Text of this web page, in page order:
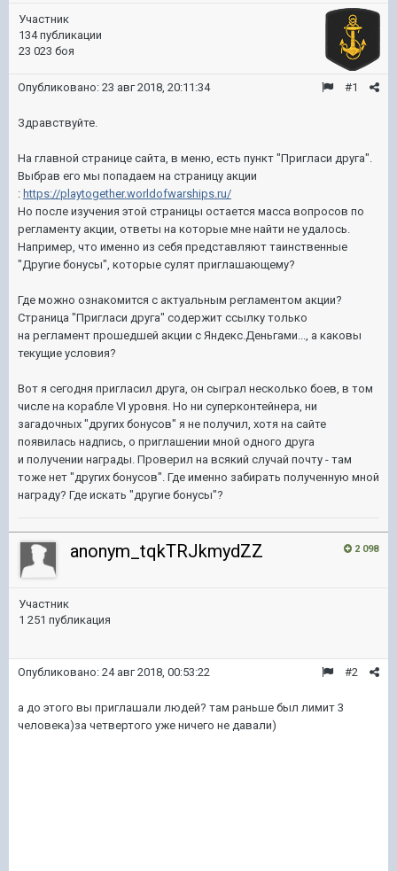
Участник
134 публикации
23 023 боя
#1
Опубликовано: 23 авг 2018, 20:11:34
Здравствуйте.
На главной странице сайта, в меню, есть пункт "Пригласи друга".
Выбрав его мы попадаем на страницу акции
: https://playtogether.worldofwarships.ru/
Но после изучения этой страницы остается масса вопросов по
регламенту акции, ответы на которые мне найти не удалось.
Например, что именно из себя представляют таинственные
"Другие бонусы", которые сулят приглашающему?
Где можно ознакомится с актуальным регламентом акции?
Страница "Пригласи друга" содержит ссылку только
на регламент прошедшей акции с Яндекс.Деньгами..., а каковы
текущие условия?
Вот я сегодня пригласил друга, он сыграл несколько боев, в том
числе на корабле VI уровня. Но ни суперконтейнера, ни
загадочных "других бонусов" я не получил, хотя на сайте
появилась надпись, о приглашении мной одного друга
и получении награды. Проверил на всякий случай почту - там
тоже нет "других бонусов". Где именно забирать полученную мной
награду? Где искать "другие бонусы"?
2 098
anonym_tqkTRJkmydZZ
Участник
1 251 публикация
#2
Опубликовано: 24 авг 2018, 00:53:22
а до этого вы приглашали людей? там раньше был лимит 3
человека)за четвертого уже ничего не давали)